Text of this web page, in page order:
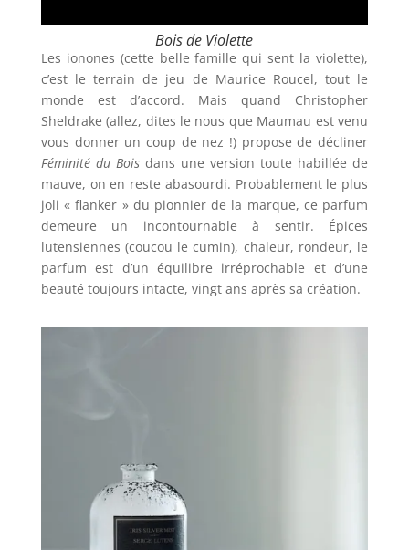
Bois de Violette
Les ionones (cette belle famille qui sent la violette),
c’est le terrain de jeu de Maurice Roucel, tout le
monde est d’accord. Mais quand Christopher
Sheldrake (allez, dites le nous que Maumau est venu
vous donner un coup de nez !) propose de décliner
Féminité du Boisdans une version toute habillée de
mauve, on en reste abasourdi. Probablement le plus
joli « flanker » du pionnier de la marque, ce parfum
demeure un incontournable à sentir. Épices
lutensiennes (coucou le cumin), chaleur, rondeur, le
parfum est d’un équilibre irréprochable et d’une
beauté toujours intacte, vingt ans après sa création.